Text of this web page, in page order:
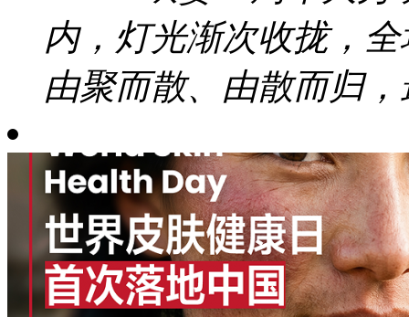
内，灯光渐次收拢，
由聚而散、由散而归